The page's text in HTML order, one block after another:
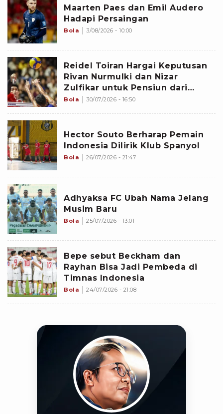
Maarten Paes dan Emil Audero
Hadapi Persaingan
Bola 3/08/2026 - 10:00
Reidel Toiran Hargai Keputusan
Rivan Nurmulki dan Nizar
Zulfikar untuk Pensiun dari
Timnas Voli Indonesia
Bola 30/07/2026 - 16:50
Hector Souto Berharap Pemain
Indonesia Dilirik Klub Spanyol
Bola 26/07/2026 - 21:47
Adhyaksa FC Ubah Nama Jelang
Musim Baru
Bola 25/07/2026 - 13:01
Bepe sebut Beckham dan
Rayhan Bisa Jadi Pembeda di
Timnas Indonesia
Bola 24/07/2026 - 21:08